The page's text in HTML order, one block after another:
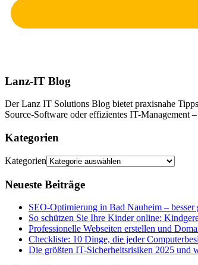
Lanz-IT Blog
Der Lanz IT Solutions Blog bietet praxisnahe
Source-Software oder effizientes IT-Management
Kategorien
Kategorien
Neueste Beiträge
SEO-Optimierung in Bad Nauheim –
So schützen Sie Ihre Kinder online:
Professionelle Webseiten erstellen und
Checkliste: 10 Dinge, die jeder
Die größten IT-Sicherheitsrisiken 2025 und